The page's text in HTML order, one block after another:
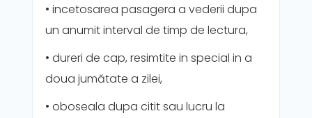
• incetosarea pasagera a vederii dupa
un anumit interval de timp de lectura,
• dureri de cap, resimtite in special in a
doua jumătate a zilei,
• oboseala dupa citit sau lucru la